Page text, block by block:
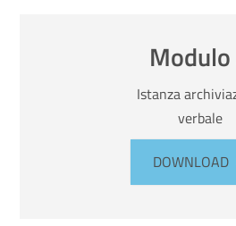
Modulo
Istanza
verbale
DOWNLOAD